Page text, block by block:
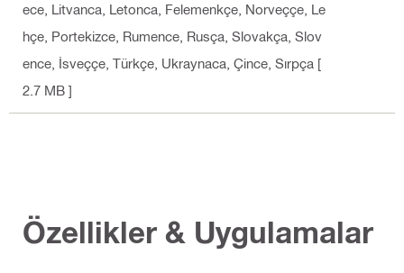
ece, Litvanca, Letonca, Felemenkçe, Norveççe, Le
hçe, Portekizce, Rumence, Rusça, Slovakça, Slov
ence, İsveççe, Türkçe, Ukraynaca, Çince, Sırpça [
2.7 MB ]
Özellikler & Uygulamalar